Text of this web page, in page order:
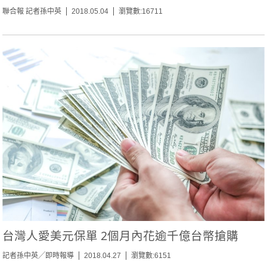
聯合報 記者孫中英 2018.05.04 瀏覽數:16711
台灣人愛美元保單 2個月內花逾千億台幣搶購
記者孫中英╱即時報導 2018.04.27 瀏覽數:6151